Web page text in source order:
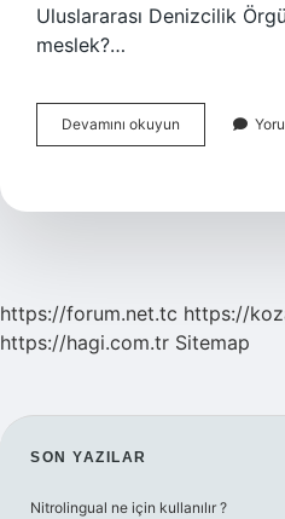
Uluslararası Denizcilik
meslek?…
Devamını okuyun
Neyin
https://forum.net.tc https://
https://hagi.com.tr Sitemap
SIDEBAR
SON YAZILAR
Nitrolingual ne için kullanılır ?